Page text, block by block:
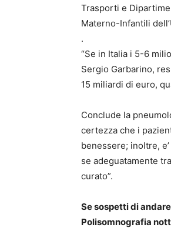
Trasporti e
Materno-Infantili
.
“Se in Italia i 5-6
Sergio Garbarino,
15 miliardi di euro,
Conclude la
certezza che i
benessere; inoltre,
se adeguatamente
curato”.
Se sospetti di
Polisomnografia